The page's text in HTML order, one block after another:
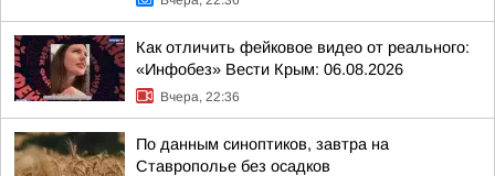
Как отличить фейковое видео от реального:
«Инфобез» Вести Крым: 06.08.2026
Вчера, 22:36
По данным синоптиков, завтра на
Ставрополье без осадков